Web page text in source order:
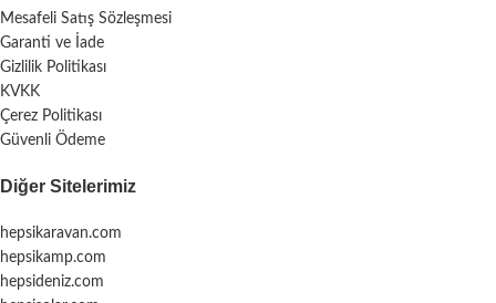
Mesafeli Satış Sözleşmesi
Garanti ve İade
Gizlilik Politikası
KVKK
Çerez Politikası
Güvenli Ödeme
Diğer Sitelerimiz
hepsikaravan.com
hepsikamp.com
hepsideniz.com